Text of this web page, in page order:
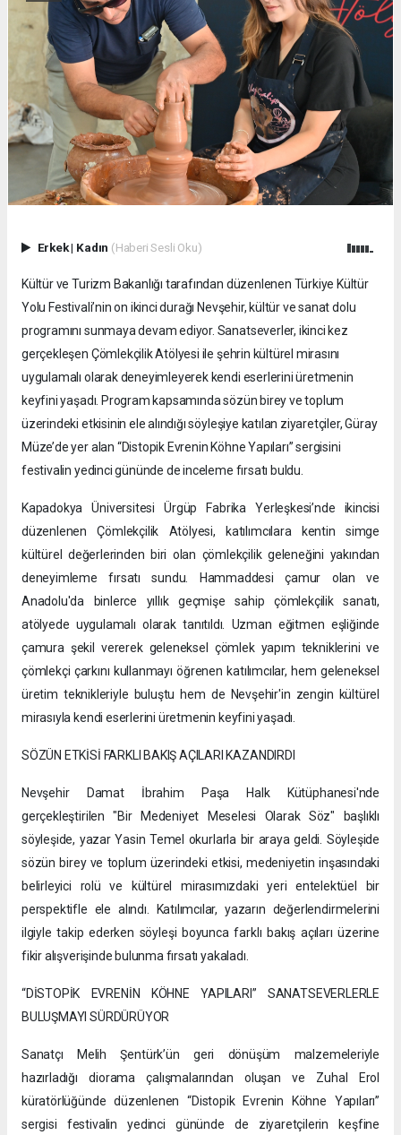
Erkek| Kadın (Haberi Sesli Oku)
Kültür ve Turizm Bakanlığı tarafından düzenlenen Türkiye Kültür
Yolu Festivali’nin on ikinci durağı Nevşehir, kültür ve sanat dolu
programını sunmaya devam ediyor. Sanatseverler, ikinci kez
gerçekleşen Çömlekçilik Atölyesi ile şehrin kültürel mirasını
uygulamalı olarak deneyimleyerek kendi eserlerini üretmenin
keyfini yaşadı. Program kapsamında sözün birey ve toplum
üzerindeki etkisinin ele alındığı söyleşiye katılan ziyaretçiler, Güray
Müze’de yer alan “Distopik Evrenin Köhne Yapıları” sergisini
festivalin yedinci gününde de inceleme fırsatı buldu.
Kapadokya Üniversitesi Ürgüp Fabrika Yerleşkesi’nde ikincisi
düzenlenen Çömlekçilik Atölyesi, katılımcılara kentin simge
kültürel değerlerinden biri olan çömlekçilik geleneğini yakından
deneyimleme fırsatı sundu. Hammaddesi çamur olan ve
Anadolu'da binlerce yıllık geçmişe sahip çömlekçilik sanatı,
atölyede uygulamalı olarak tanıtıldı. Uzman eğitmen eşliğinde
çamura şekil vererek geleneksel çömlek yapım tekniklerini ve
çömlekçi çarkını kullanmayı öğrenen katılımcılar, hem geleneksel
üretim teknikleriyle buluştu hem de Nevşehir'in zengin kültürel
mirasıyla kendi eserlerini üretmenin keyfini yaşadı.
SÖZÜN ETKİSİ FARKLI BAKIŞ AÇILARI KAZANDIRDI
Nevşehir Damat İbrahim Paşa Halk Kütüphanesi'nde
gerçekleştirilen "Bir Medeniyet Meselesi Olarak Söz" başlıklı
söyleşide, yazar Yasin Temel okurlarla bir araya geldi. Söyleşide
sözün birey ve toplum üzerindeki etkisi, medeniyetin inşasındaki
belirleyici rolü ve kültürel mirasımızdaki yeri entelektüel bir
perspektifle ele alındı. Katılımcılar, yazarın değerlendirmelerini
ilgiyle takip ederken söyleşi boyunca farklı bakış açıları üzerine
fikir alışverişinde bulunma fırsatı yakaladı.
“DİSTOPİK EVRENİN KÖHNE YAPILARI” SANATSEVERLERLE
BULUŞMAYI SÜRDÜRÜYOR
Sanatçı Melih Şentürk’ün geri dönüşüm malzemeleriyle
hazırladığı diorama çalışmalarından oluşan ve Zuhal Erol
küratörlüğünde düzenlenen “Distopik Evrenin Köhne Yapıları”
sergisi festivalin yedinci gününde de ziyaretçilerin keşfine